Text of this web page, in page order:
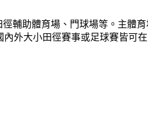
輔助體育場、門球場等。主體
外大小田徑賽事或足球賽皆可